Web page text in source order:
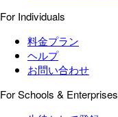
For Individuals
料金プラン
ヘルプ
お問い合わせ
For Schools & Enterprises